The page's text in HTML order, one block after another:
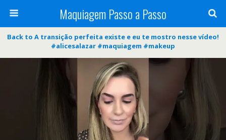
Maquiagem Passo a Passo
Back to A transição perfeita existe e eu te mostro nesse vídeo!
#alicesalazar #maquiagem #makeup